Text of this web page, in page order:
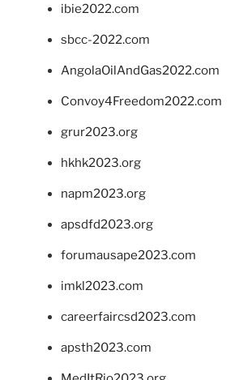
ibie2022.com
sbcc-2022.com
AngolaOilAndGas2022.com
Convoy4Freedom2022.com
grur2023.org
hkhk2023.org
napm2023.org
apsdfd2023.org
forumausape2023.com
imkl2023.com
careerfaircsd2023.com
apsth2023.com